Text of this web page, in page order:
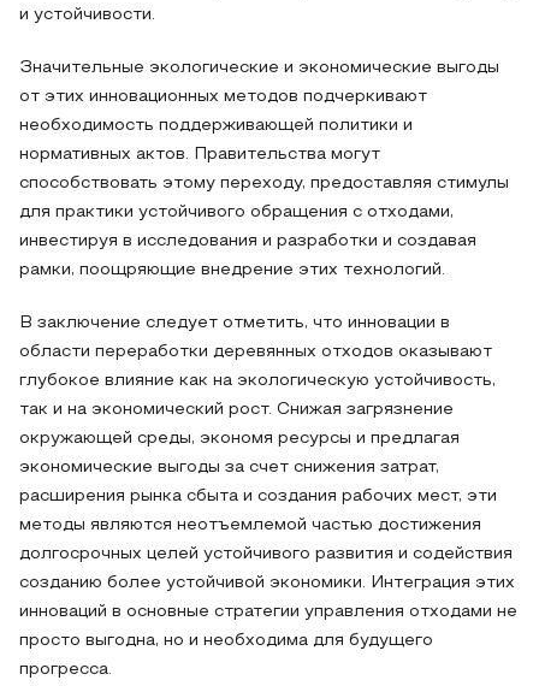
и устойчивости.
Значительные экологические и экономические выгоды
от этих инновационных методов подчеркивают
необходимость поддерживающей политики и
нормативных актов. Правительства могут
способствовать этому переходу, предоставляя стимулы
для практики устойчивого обращения с отходами,
инвестируя в исследования и разработки и создавая
рамки, поощряющие внедрение этих технологий.
В заключение следует отметить, что инновации в
области переработки деревянных отходов оказывают
глубокое влияние как на экологическую устойчивость,
так и на экономический рост. Снижая загрязнение
окружающей среды, экономя ресурсы и предлагая
экономические выгоды за счет снижения затрат,
расширения рынка сбыта и создания рабочих мест, эти
методы являются неотъемлемой частью достижения
долгосрочных целей устойчивого развития и содействия
созданию более устойчивой экономики. Интеграция этих
инноваций в основные стратегии управления отходами не
просто выгодна, но и необходима для будущего
прогресса.